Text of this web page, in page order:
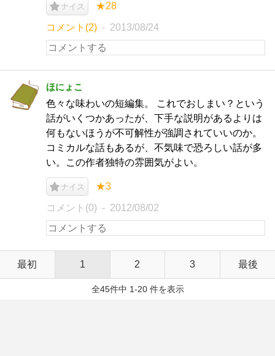
ナイス ★28
コメント(2) 2013/08/24
ほにょこ
色々な味わいの短編集。 これでおしまい？という
話がいくつかあったが、下手な説明があるよりは
何もないほうが不可解性が強調されていいのか。
コミカルな話もあるが、不気味で恐ろしい話が多
い。この作者独特の雰囲気がよい。
ナイス ★3
コメント(0) 2012/08/02
最初 1 2 3 最後
全45件中 1-20 件を表示